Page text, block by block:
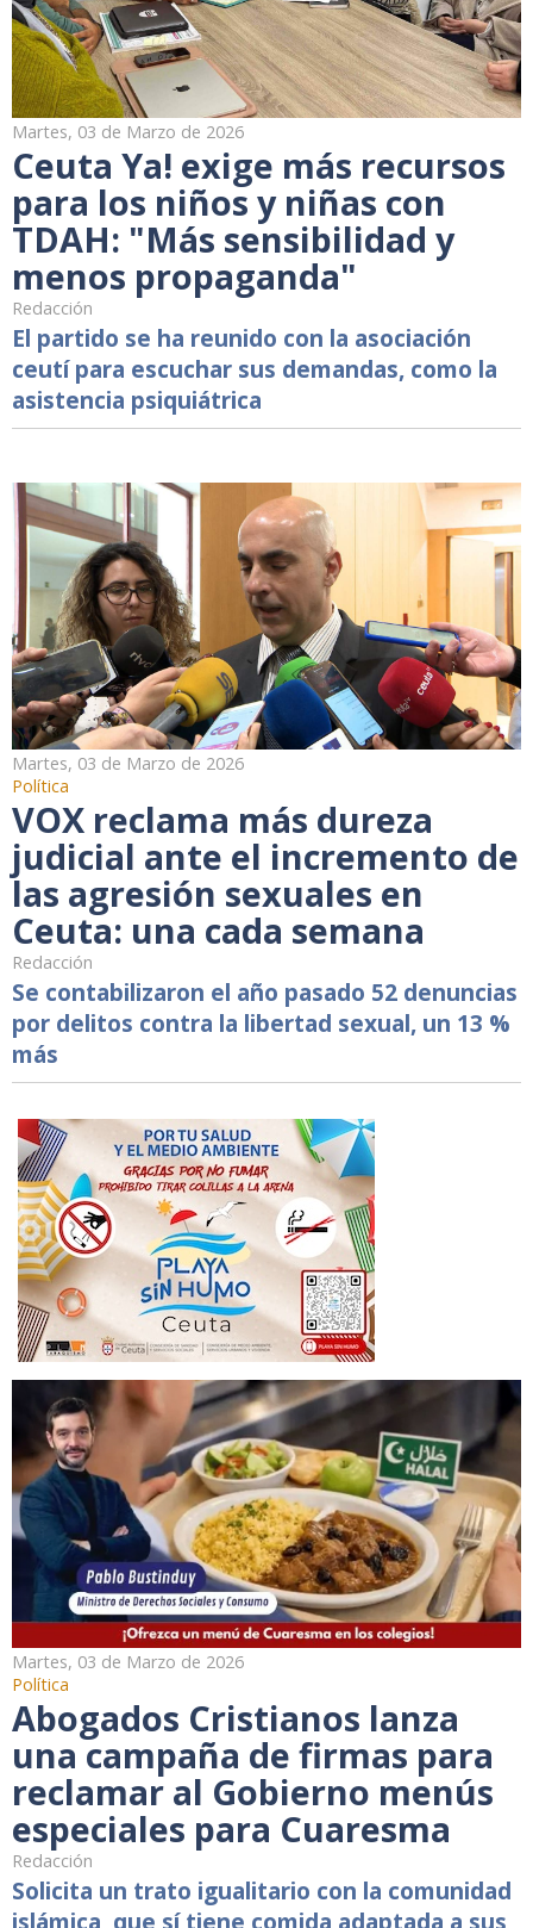
Martes, 03 de Marzo de 2026
Ceuta Ya! exige más recursos
para los niños y niñas con
TDAH: "Más sensibilidad y
menos propaganda"
Redacción
El partido se ha reunido con la asociación
ceutí para escuchar sus demandas, como la
asistencia psiquiátrica
Martes, 03 de Marzo de 2026
Política
VOX reclama más dureza
judicial ante el incremento de
las agresión sexuales en
Ceuta: una cada semana
Redacción
Se contabilizaron el año pasado 52 denuncias
por delitos contra la libertad sexual, un 13 %
más
Martes, 03 de Marzo de 2026
Política
Abogados Cristianos lanza
una campaña de firmas para
reclamar al Gobierno menús
especiales para Cuaresma
Redacción
Solicita un trato igualitario con la comunidad
islámica, que sí tiene comida adaptada a sus